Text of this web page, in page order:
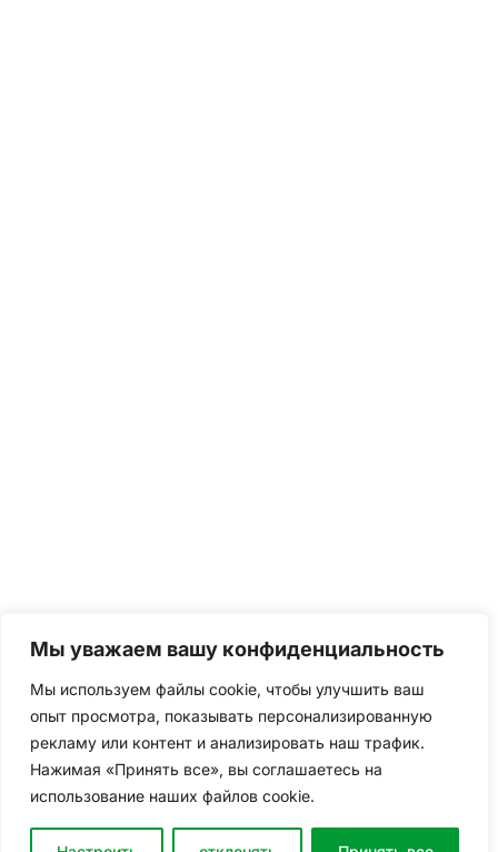
Мы уважаем вашу конфиденциальность
Мы используем файлы cookie, чтобы улучшить ваш
опыт просмотра, показывать персонализированную
рекламу или контент и анализировать наш трафик.
Нажимая «Принять все», вы соглашаетесь на
использование наших файлов cookie.